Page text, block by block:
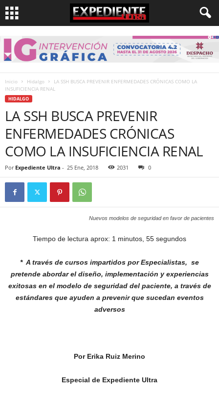
Inicio Hidalgo
LA SSH BUSCA PREVENIR ENFERMEDADES CRÓNICAS COMO LA
INSUFICIENCIA RENAL
HIDALGO
LA SSH BUSCA PREVENIR
ENFERMEDADES CRÓNICAS
COMO LA INSUFICIENCIA RENAL
Por Expediente Ultra - 25 Ene, 2018 2031 0
Nuevos modelos de seguridad en favor de pacientes
Tiempo de lectura aprox: 1 minutos, 55 segundos
* A través de cursos impartidos porEspecialistas, se
pretende abordar el diseño, implementación y experiencias
exitosas en el modelo de seguridad del paciente, a través de
estándares que ayuden a prevenir que sucedan eventos
adversos
Por Erika Ruiz Merino
Especial de Expediente Ultra